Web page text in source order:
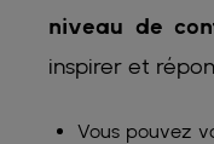
niveau de
inspirer et
Vous pouvez